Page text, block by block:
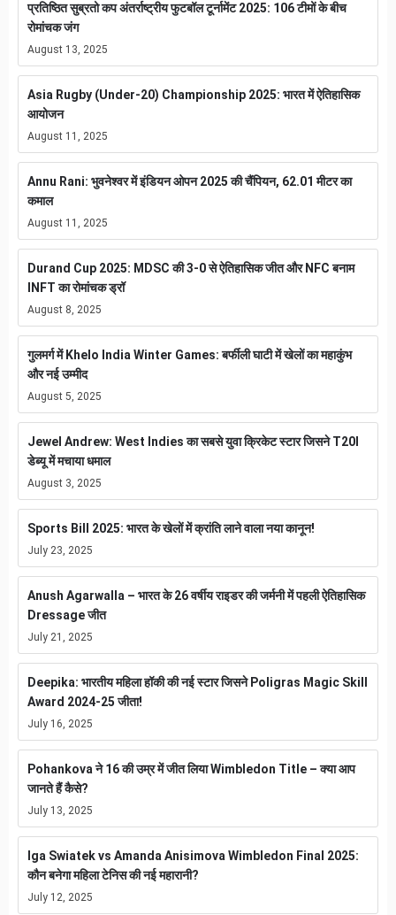
प्रतिष्ठित सुब्रतो कप अंतर्राष्ट्रीय फुटबॉल टूर्नामेंट 2025: 106 टीमों के बीच
रोमांचक जंग
August 13, 2025
Asia Rugby (Under-20) Championship 2025: भारत में ऐतिहासिक
आयोजन
August 11, 2025
Annu Rani: भुवनेश्वर में इंडियन ओपन 2025 की चैंपियन, 62.01 मीटर का
कमाल
August 11, 2025
Durand Cup 2025: MDSC की 3-0 से ऐतिहासिक जीत और NFC बनाम
INFT का रोमांचक ड्रॉ
August 8, 2025
गुलमर्ग में Khelo India Winter Games: बर्फीली घाटी में खेलों का महाकुंभ
और नई उम्मीद
August 5, 2025
Jewel Andrew: West Indies का सबसे युवा क्रिकेट स्टार जिसने T20I
डेब्यू में मचाया धमाल
August 3, 2025
Sports Bill 2025: भारत के खेलों में क्रांति लाने वाला नया कानून!
July 23, 2025
Anush Agarwalla – भारत के 26 वर्षीय राइडर की जर्मनी में पहली ऐतिहासिक
Dressage जीत
July 21, 2025
Deepika: भारतीय महिला हॉकी की नई स्टार जिसने Poligras Magic Skill
Award 2024-25 जीता!
July 16, 2025
Pohankova ने 16 की उम्र में जीत लिया Wimbledon Title – क्या आप
जानते हैं कैसे?
July 13, 2025
Iga Swiatek vs Amanda Anisimova Wimbledon Final 2025:
कौन बनेगा महिला टेनिस की नई महारानी?
July 12, 2025